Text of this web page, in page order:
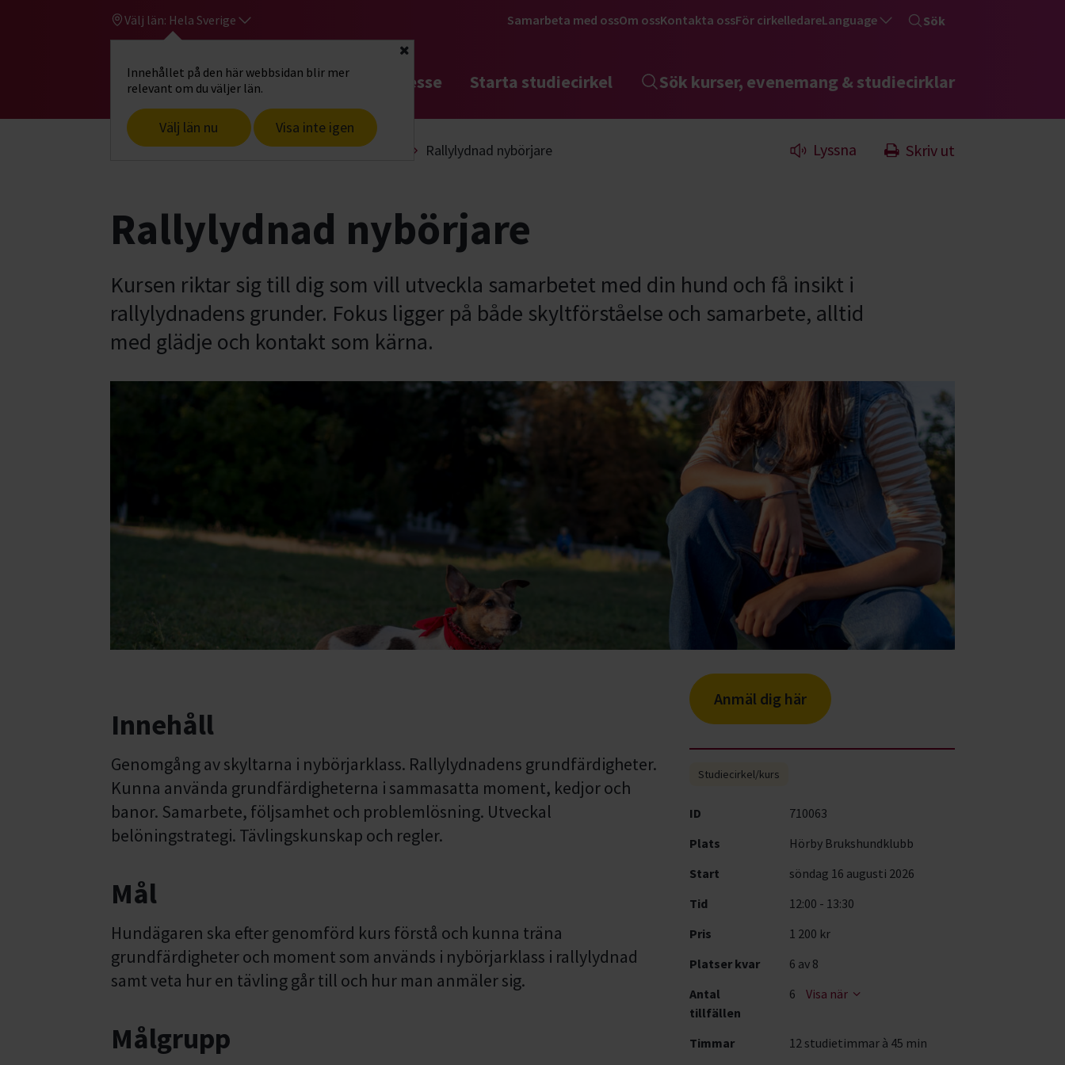
Välj län: Hela Sverige
Innehållet på den här webbsidan blir mer
relevant om du väljer län.
Välj län nu Visa inte igen
Stäng
Samarbeta med ossOm ossKontakta ossFör cirkelledareLanguage Sök
Gå till studiefrämjandets startsidaHitta intresse Starta studiecirkel Sök kurser, evenemang & studiecirklar
Start Hitta intresse Hund & husdjur Lydnad Rallylydnad nybörjare Lyssna Skriv ut
Rallylydnad nybörjare
Kursen riktar sig till dig som vill utveckla samarbetet med din hund och få insikt i
rallylydnadens grunder. Fokus ligger på både skyltförståelse och samarbete, alltid
med glädje och kontakt som kärna.
Innehåll
Genomgång av skyltarna i nybörjarklass. Rallylydnadens grundfärdigheter.
Kunna använda grundfärdigheterna i sammasatta moment, kedjor och
banor. Samarbete, följsamhet och problemlösning. Utveckal
belöningstrategi. Tävlingskunskap och regler.
Mål
Hundägaren ska efter genomförd kurs förstå och kunna träna
grundfärdigheter och moment som används i nybörjarklass i rallylydnad
samt veta hur en tävling går till och hur man anmäler sig.
Målgrupp
Anmäl dig här
Studiecirkel/kurs
ID
710063
Plats
Hörby Brukshundklubb
Start
söndag 16 augusti 2026
Tid
12:00 - 13:30
Pris
1 200 kr
Platser kvar
6 av 8
Antal
tillfällen
6 Visa när
Timmar 12 studietimmar à 45 min